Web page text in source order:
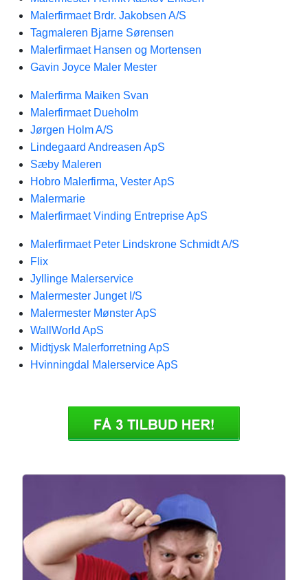
Malerfirmaet Brdr. Jakobsen A/S
Tagmaleren Bjarne Sørensen
Malerfirmaet Hansen og Mortensen
Gavin Joyce Maler Mester
Malerfirma Maiken Svan
Malerfirmaet Dueholm
Jørgen Holm A/S
Lindegaard Andreasen ApS
Sæby Maleren
Hobro Malerfirma, Vester ApS
Malermarie
Malerfirmaet Vinding Entreprise ApS
Malerfirmaet Peter Lindskrone Schmidt A/S
Flix
Jyllinge Malerservice
Malermester Junget I/S
Malermester Mønster ApS
WallWorld ApS
Midtjysk Malerforretning ApS
Hvinningdal Malerservice ApS